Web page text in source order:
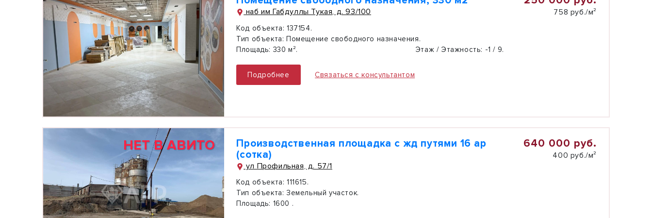
наб им Габдуллы Тукая, д. 93/100 758 руб./м²
Код объекта: 137154.
Тип объекта: Помещение свободного назначения.
Площадь: 330 м². Этаж / Этажность: -1 / 9.
Подробнее Связаться с консультантом
НЕТ В АВИТО
Производственная площадка с жд путями 16 ар
(сотка)
ул Профильная, д. 57/1
640 000 руб.
400 руб./м²
Код объекта: 111615.
Тип объекта: Земельный участок.
Площадь: 1600 .